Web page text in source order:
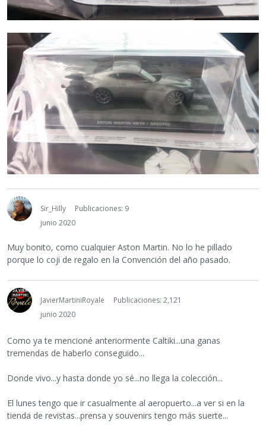
Sir_Hilly
Publicaciones: 9
junio 2020
Muy bonito, como cualquier Aston Martin. No lo he pillado
porque lo coji de regalo en la Convención del año pasado.
JavierMartiniRoyale
Publicaciones: 2,121
junio 2020
Como ya te mencioné anteriormente Caltiki...una ganas
tremendas de haberlo conseguido...
Donde vivo...y hasta donde yo sé...no llega la colección...
El lunes tengo que ir casualmente al aeropuerto...a ver si en la
tienda de revistas...prensa y souvenirs tengo más suerte...